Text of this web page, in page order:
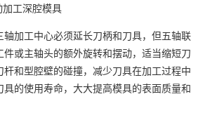
工深腔模具
加工中心必须延长刀柄和刀具，但五轴联
或主轴头的额外旋转和摆动，适当缩短刀
和型腔壁的碰撞，减少刀具在加工过程中
的使用寿命，大大提高模具的表面质量和